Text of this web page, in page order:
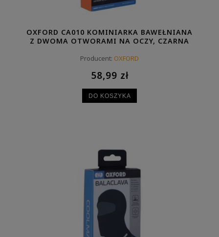
OXFORD CA010 KOMINIARKA BAWEŁNIANA
Z DWOMA OTWORAMI NA OCZY, CZARNA
Producent: OXFORD
58,99 zł
DO KOSZYKA